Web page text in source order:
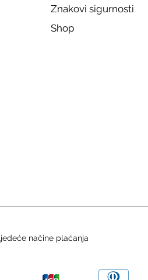
Znakovi sigurnosti
Shop
načine plaćanja